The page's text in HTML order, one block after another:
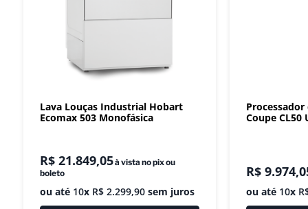
Lava Louças Industrial Hobart
Ecomax 503 Monofásica
R$ 21.849,05à vista no pix ou
boleto
ou até 10x R$ 2.299,90 sem juros
Coupe CL50
R$ 9.974,
ou até 10x